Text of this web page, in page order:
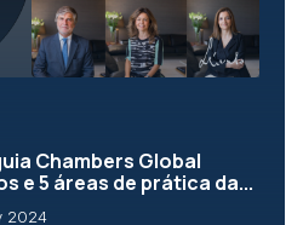
Chambers Global
e 5 áreas de prática da...
2024